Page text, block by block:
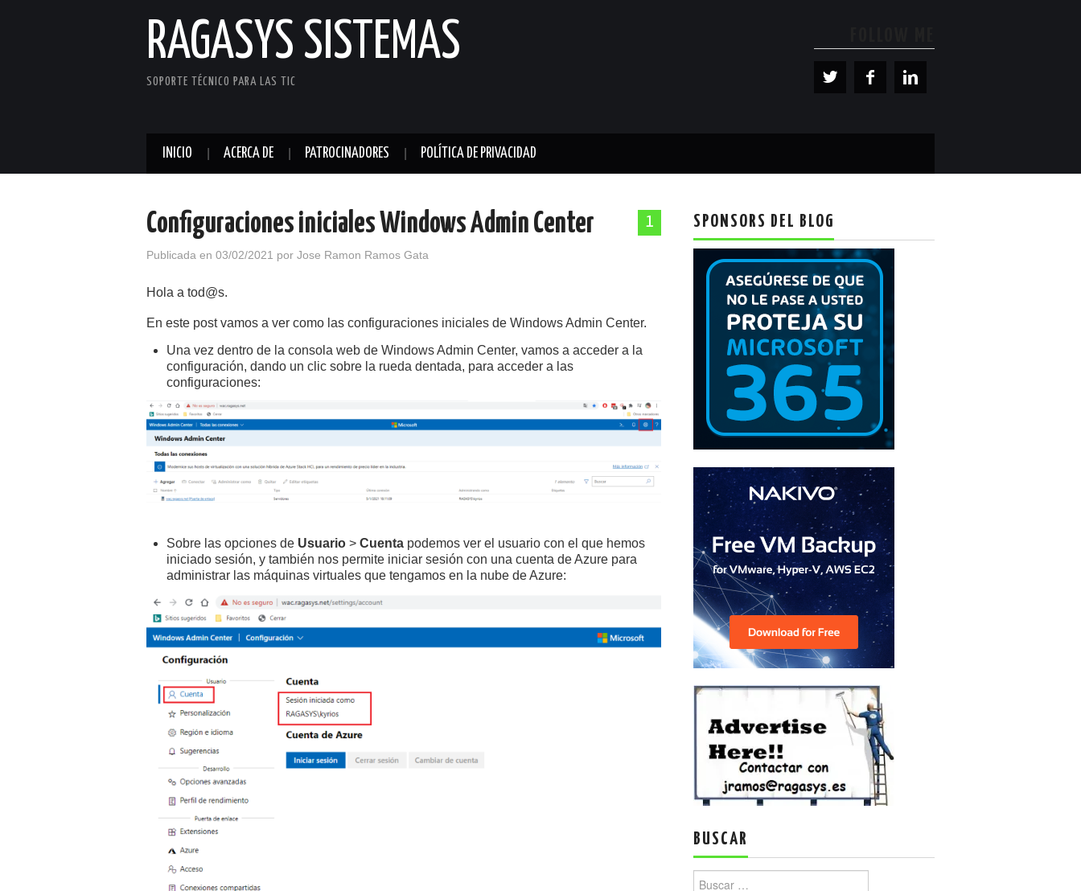
RAGASYS SISTEMAS
SOPORTE TÉCNICO PARA LAS TIC
INICIO ACERCA DE PATROCINADORES POLÍTICA DE PRIVACIDAD
1
Configuraciones iniciales Windows Admin Center
Publicada en 03/02/2021 por Jose Ramon Ramos Gata
Hola a tod@s.
En este post vamos a ver como las configuraciones iniciales de Windows Admin Center.
Una vez dentro de la consola web de Windows Admin Center, vamos a acceder a la
configuración, dando un clic sobre la rueda dentada, para acceder a las
configuraciones:
Sobre las opciones de Usuario > Cuenta podemos ver el usuario con el que hemos
iniciado sesión, y también nos permite iniciar sesión con una cuenta de Azure para
administrar las máquinas virtuales que tengamos en la nube de Azure:
SPONSORS DEL BLOG
BUSCAR